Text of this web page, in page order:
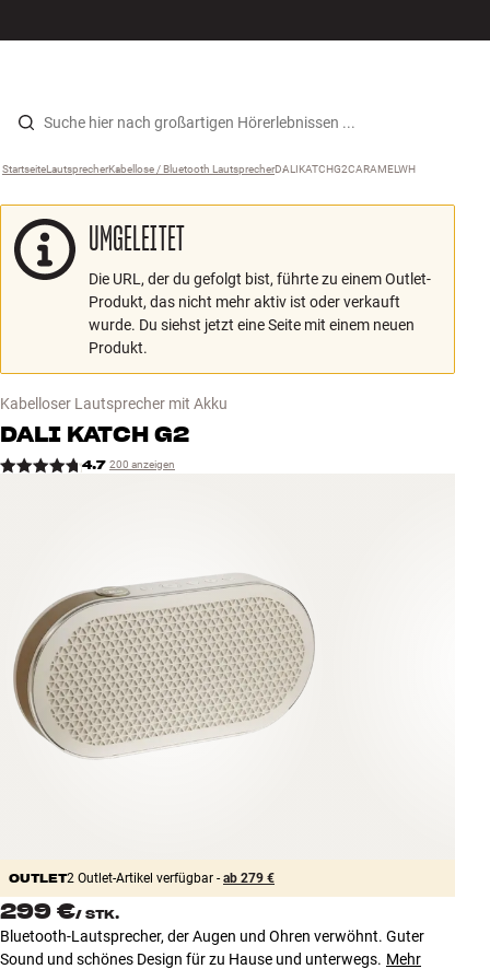
Zum Inhalt wechseln
Lautsprecher
Kopfhörer
Surround
Systeme
Kabel
MARKEN
NEUHEITEN
ANGEBOTE
Bauen mit Klang
Startseite ›
Lautsprecher ›
Kabellose / Bluetooth Lautsprecher ›
DALIKATCHG2CARAMELWH
UMGELEITET
Die URL, der du gefolgt bist, führte zu einem Outlet-
Produkt, das nicht mehr aktiv ist oder verkauft
wurde. Du siehst jetzt eine Seite mit einem neuen
Produkt.
Kabelloser Lautsprecher mit Akku
DALI KATCH G2
4.7 200 anzeigen
OUTLET2 Outlet-Artikel verfügbar - ab 279 €
299 €/ STK.
Bluetooth-Lautsprecher, der Augen und Ohren verwöhnt. Guter
Sound und schönes Design für zu Hause und unterwegs. Mehr